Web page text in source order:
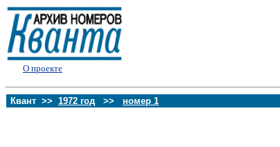
О проекте
Квант >> 1972 год >> номер 1